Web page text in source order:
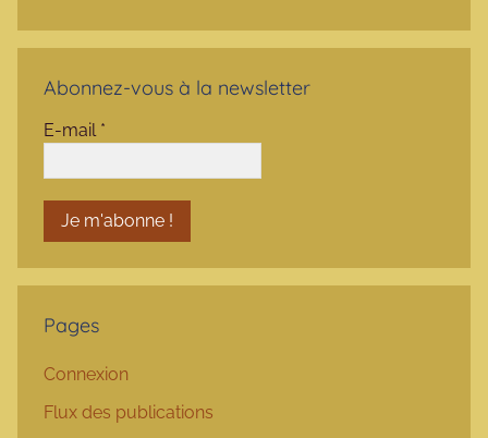
Abonnez-vous à la newsletter
E-mail *
Pages
Connexion
Flux des publications